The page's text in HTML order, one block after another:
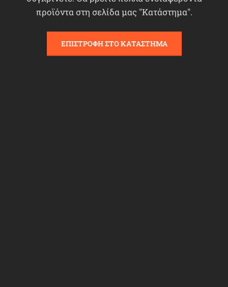
προϊόντα στη σελίδα μας "Κατάστημα".
ΕΠΙΣΤΡΟΦΉ ΣΤΟ ΚΑΤΆΣΤΗΜΑ